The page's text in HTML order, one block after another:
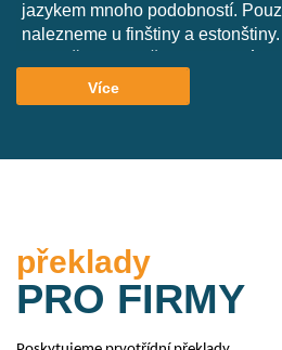
jazykem mnoho podobností.
nalezneme u finštiny a
slabice bez rozlišování členů,
délky hlásek. V našem týmu
Jaké typy překladů pro
zajistíme?
Více
překlady
PRO FIRMY